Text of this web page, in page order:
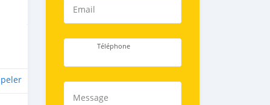
Email
Téléphone
Message